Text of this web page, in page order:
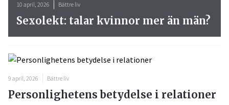
10 april, 2026 Bättre liv
Sexolekt: talar kvinnor mer än män?
9 april, 2026 Bättre liv
Personlighetens betydelse i relationer